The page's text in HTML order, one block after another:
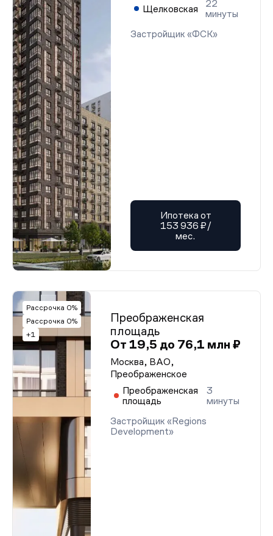
Щелковская
22
минуты
Застройщик «ФСК»
Ипотека от
153 936 ₽/
мес.
Рассрочка 0%
Рассрочка 0%
+1
Преображенская
площадь
От 19,5 до 76,1 млн ₽
Москва, ВАО,
Преображенское
Преображенская
площадь
3
минуты
Застройщик «Regions
Development»